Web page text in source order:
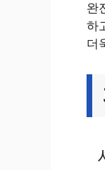
완
하
더